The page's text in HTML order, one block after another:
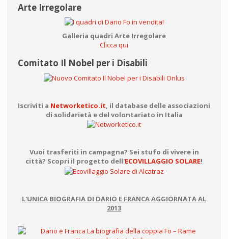
Arte Irregolare
Galleria quadri Arte Irregolare
Clicca qui
Comitato Il Nobel per i Disabili
Iscriviti a Networketico.it , il database delle associazioni
di solidarietà e del volontariato in Italia
Vuoi trasferiti in campagna? Sei stufo di vivere in
città? Scopri il progetto dell'ECOVILLAGGIO SOLARE!
L'UNICA BIOGRAFIA DI DARIO E FRANCA AGGIORNATA AL
2013